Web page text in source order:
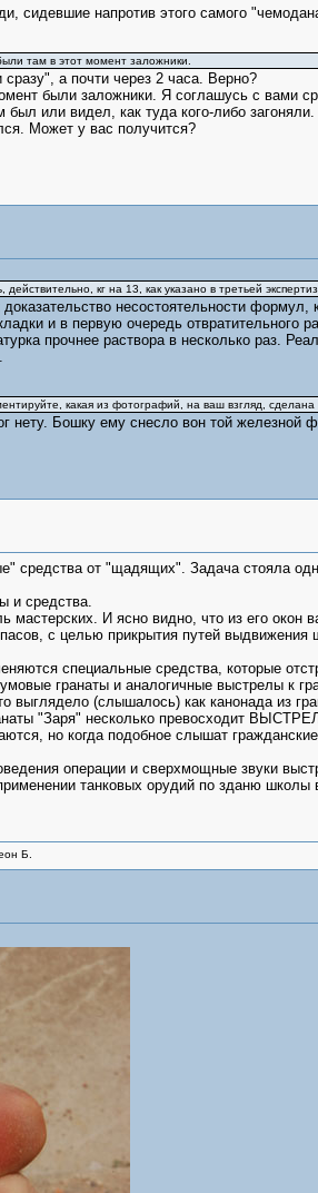
сидевшие напротив этого самого
там в этот момент заложники.
а почти через 2 часа. Верно?
были заложники. Я соглашусь с вами
или видел, как туда кого-либо загоняли.
Может у вас получится?
кг на 13, как указано в третьей
несостоятельности формул,
и в первую очередь отвратительного
прочнее раствора в несколько раз.
какая из фотографий, на ваш взгляд, сделана
нету. Бошку ему снесло вон той
средства от "щадящих". Задача
и средства.
И ясно видно, что из его
с целью прикрытия путей
специальные средства, которые
гранаты и аналогичные выстрелы к
выглядело (слышалось) как канонада из
"Заря" несколько превосходит
но когда подобное слышат
операции и сверхмощные звуки
танковых орудий по зданю школы
Б.